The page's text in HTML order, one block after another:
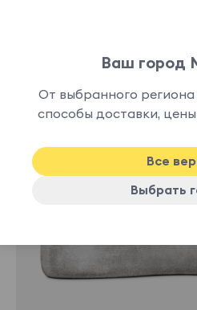
-10% Хит
Ваш город
От выбранного региона
способы доставки,
Все
Выбрать